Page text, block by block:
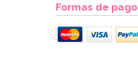
Formas de pago